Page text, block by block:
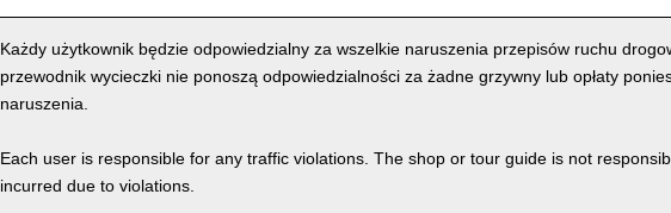
Każdy użytkownik będzie odpowiedzialny za wszelkie naruszenia przepisów ruchu
przewodnik wycieczki nie ponoszą odpowiedzialności za żadne grzywny lub opłaty
naruszenia.
Each user is responsible for any traffic violations. The shop or tour guide is not
incurred due to violations.